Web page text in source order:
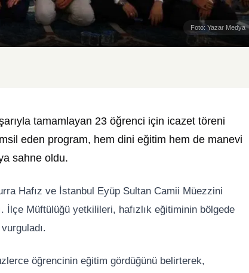
Foto: Yazar Medya
tamamlayan 23 öğrenci için icazet töreni
eden program, hem dini eğitim hem de manevi
sahne oldu.
Hafız ve İstanbul Eyüp Sultan Camii Müezzini
İlçe Müftülüğü yetkilileri, hafızlık eğitiminin bölgede
öğrencinin eğitim gördüğünü belirterek,